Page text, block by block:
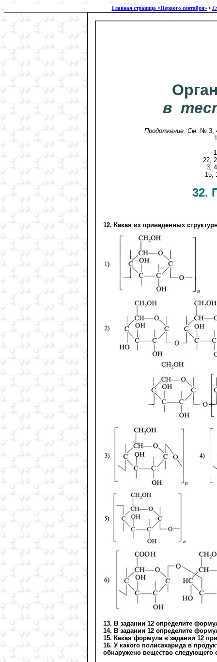
Главная страница «Первого сентября» •
в
Продолжение. См. № 3,
22,
3,
15,
32.
12. Какая из приведенных
13. В задании 12 определите
14. В задании 12 определите
15. Какая формула в задании 12
16. У какого полисахарида в
обнаружено вещество следующего